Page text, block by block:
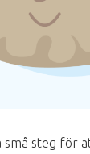
små steg för